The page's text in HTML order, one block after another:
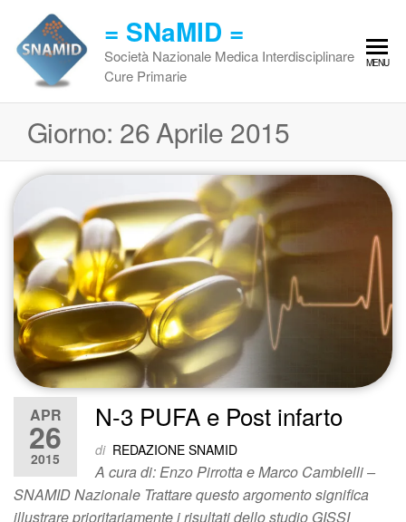
contenuto
= SNaMID =
Società Nazionale Medica Interdisciplinare
Cure Primarie
MENU
Giorno: 26 Aprile 2015
APR
26
2015
N-3 PUFA e Post infarto
di REDAZIONE SNAMID
A cura di: Enzo Pirrotta e Marco Cambielli –
SNAMID Nazionale Trattare questo argomento significa
illustrare prioritariamente i risultati dello studio GISSI